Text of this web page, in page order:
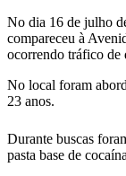
No dia 16 de julho
compareceu à
ocorrendo tráfico de
No local foram
23 anos.
Durante buscas
pasta base de